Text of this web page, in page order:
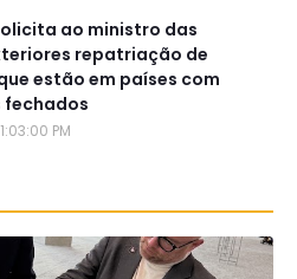
ao ministro das
repatriação de
estão em países com
PM